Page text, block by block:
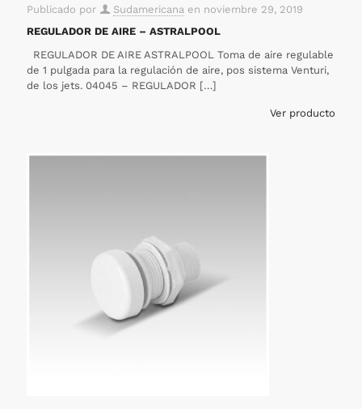
Publicado por Sudamericana en noviembre 29, 2019
REGULADOR DE AIRE – ASTRALPOOL
REGULADOR DE AIRE ASTRALPOOL Toma de aire regulable
de 1 pulgada para la regulación de aire, pos sistema Venturi,
de los jets. 04045 – REGULADOR […]
Ver producto